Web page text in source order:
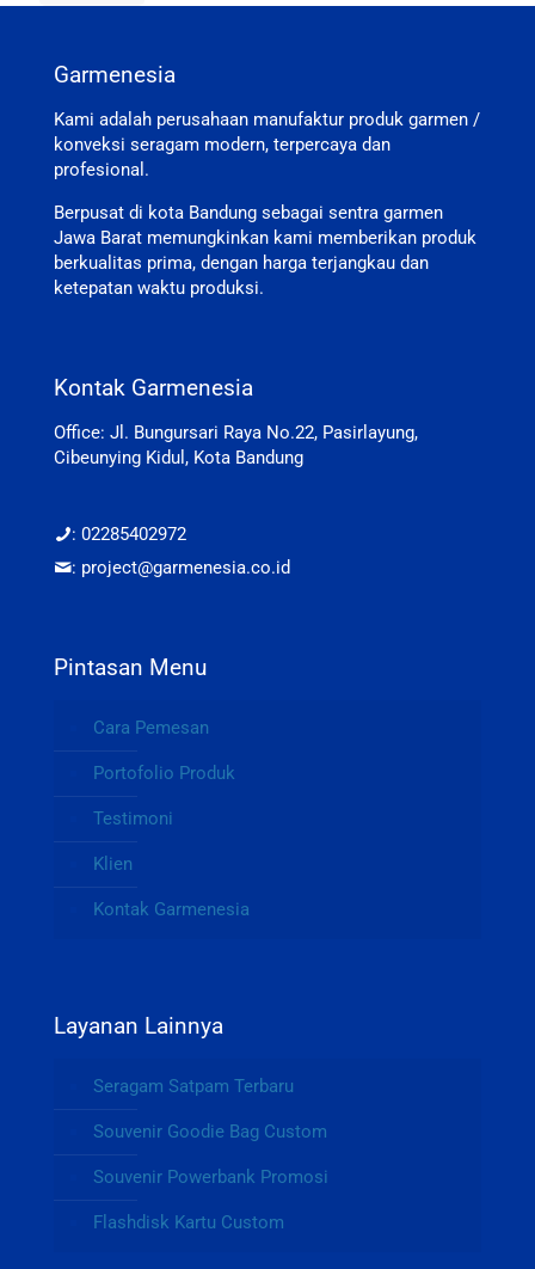
Garmenesia
Kami adalah perusahaan manufaktur produk garmen /
konveksi seragam modern, terpercaya dan
profesional.
Berpusat di kota Bandung sebagai sentra garmen
Jawa Barat memungkinkan kami memberikan produk
berkualitas prima, dengan harga terjangkau dan
ketepatan waktu produksi.
Kontak Garmenesia
Office: Jl. Bungursari Raya No.22, Pasirlayung,
Cibeunying Kidul, Kota Bandung
: 02285402972
: project@garmenesia.co.id
Pintasan Menu
Cara Pemesan
Portofolio Produk
Testimoni
Klien
Kontak Garmenesia
Layanan Lainnya
Seragam Satpam Terbaru
Souvenir Goodie Bag Custom
Souvenir Powerbank Promosi
Flashdisk Kartu Custom